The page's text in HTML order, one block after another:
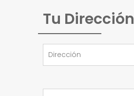
Tu Dirección